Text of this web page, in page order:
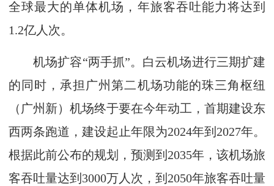
全球最大的单体机场，年旅客吞吐能力将达到
1.2亿人次。
机场扩容“两手抓”。白云机场进行三期扩建
的同时，承担广州第二机场功能的珠三角枢纽
（广州新）机场终于要在今年动工，首期建设东
西两条跑道，建设起止年限为2024年到2027年。
根据此前公布的规划，预测到2035年，该机场旅
客吞吐量达到3000万人次，到2050年旅客吞吐量